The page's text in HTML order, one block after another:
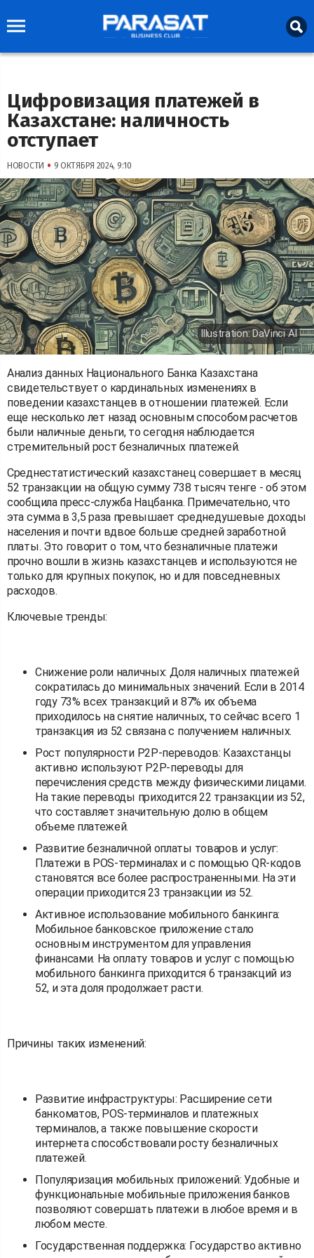
Цифровизация платежей в
Казахстане: наличность
отступает
НОВОСТИ • 9 ОКТЯБРЯ 2024, 9:10
Illustration: DaVinci AI
Анализ данных Национального Банка Казахстана
свидетельствует о кардинальных изменениях в
поведении казахстанцев в отношении платежей. Если
еще несколько лет назад основным способом расчетов
были наличные деньги, то сегодня наблюдается
стремительный рост безналичных платежей.
Среднестатистический казахстанец совершает в месяц
52 транзакции на общую сумму 738 тысяч тенге - об этом
сообщила пресс-служба Нацбанка. Примечательно, что
эта сумма в 3,5 раза превышает среднедушевые доходы
населения и почти вдвое больше средней заработной
платы. Это говорит о том, что безналичные платежи
прочно вошли в жизнь казахстанцев и используются не
только для крупных покупок, но и для повседневных
расходов.
Ключевые тренды:
Снижение роли наличных: Доля наличных платежей
сократилась до минимальных значений. Если в 2014
году 73% всех транзакций и 87% их объема
приходилось на снятие наличных, то сейчас всего 1
транзакция из 52 связана с получением наличных.
Рост популярности P2P-переводов: Казахстанцы
активно используют P2P-переводы для
перечисления средств между физическими лицами.
На такие переводы приходится 22 транзакции из 52,
что составляет значительную долю в общем
объеме платежей.
Развитие безналичной оплаты товаров и услуг:
Платежи в POS-терминалах и с помощью QR-кодов
становятся все более распространенными. На эти
операции приходится 23 транзакции из 52.
Активное использование мобильного банкинга:
Мобильное банковское приложение стало
основным инструментом для управления
финансами. На оплату товаров и услуг с помощью
мобильного банкинга приходится 6 транзакций из
52, и эта доля продолжает расти.
Причины таких изменений:
Развитие инфраструктуры: Расширение сети
банкоматов, POS-терминалов и платежных
терминалов, а также повышение скорости
интернета способствовали росту безналичных
платежей.
Популяризация мобильных приложений: Удобные и
функциональные мобильные приложения банков
позволяют совершать платежи в любое время и в
любом месте.
Государственная поддержка: Государство активно